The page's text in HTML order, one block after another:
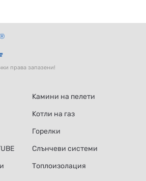
права запазени!
Kамини на пелети
Kотли на газ
Горелки
Слънчеви системи
Топлоизолация